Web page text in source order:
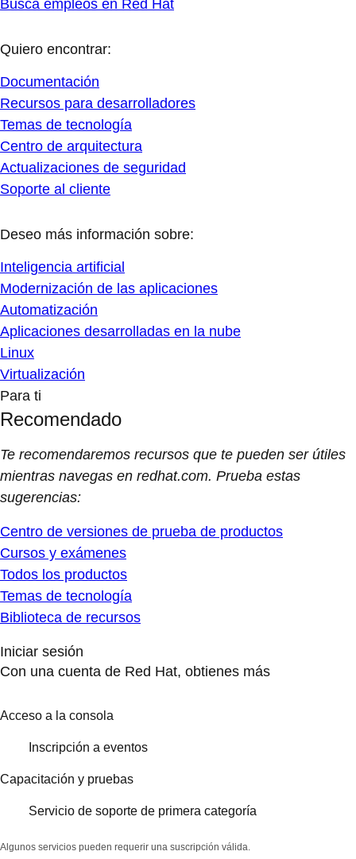
Busca empleos en Red Hat
Quiero encontrar:
Documentación
Recursos para desarrolladores
Temas de tecnología
Centro de arquitectura
Actualizaciones de seguridad
Soporte al cliente
Deseo más información sobre:
Inteligencia artificial
Modernización de las aplicaciones
Automatización
Aplicaciones desarrolladas en la nube
Linux
Virtualización
Para ti
Recomendado
Te recomendaremos recursos que te pueden ser útiles
mientras navegas en redhat.com. Prueba estas
sugerencias:
Centro de versiones de prueba de productos
Cursos y exámenes
Todos los productos
Temas de tecnología
Biblioteca de recursos
Iniciar sesión
Con una cuenta de Red Hat, obtienes más
Acceso a la consola
Inscripción a eventos
Capacitación y pruebas
Servicio de soporte de primera categoría
Algunos servicios pueden requerir una suscripción válida.